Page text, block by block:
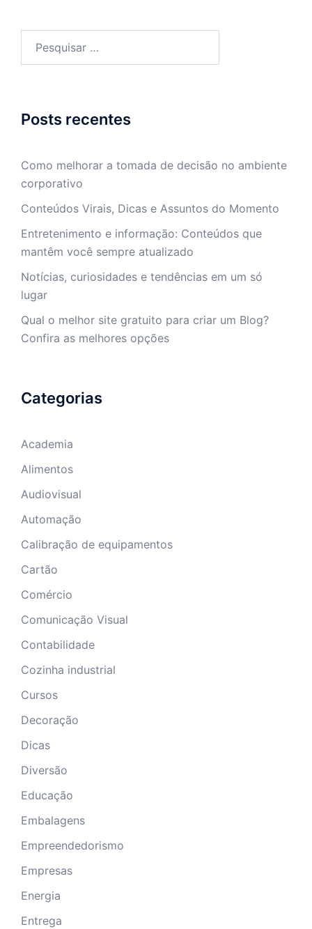
Posts recentes
Como melhorar a tomada de decisão no ambiente
corporativo
Conteúdos Virais, Dicas e Assuntos do Momento
Entretenimento e informação: Conteúdos que
mantêm você sempre atualizado
Notícias, curiosidades e tendências em um só
lugar
Qual o melhor site gratuito para criar um Blog?
Confira as melhores opções
Categorias
Academia
Alimentos
Audiovisual
Automação
Calibração de equipamentos
Cartão
Comércio
Comunicação Visual
Contabilidade
Cozinha industrial
Cursos
Decoração
Dicas
Diversão
Educação
Embalagens
Empreendedorismo
Empresas
Energia
Entrega